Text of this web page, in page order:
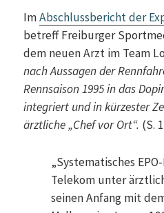
ImAbschlussbericht der
betreff Freiburger
dem neuen Arzt im Team
nach Aussagen der
Rennsaison 1995 in das
integriert und in kürzester
ärztliche „Chef vor Ort“. (S.
„Systematisches
Telekom unter
seinen Anfang mit